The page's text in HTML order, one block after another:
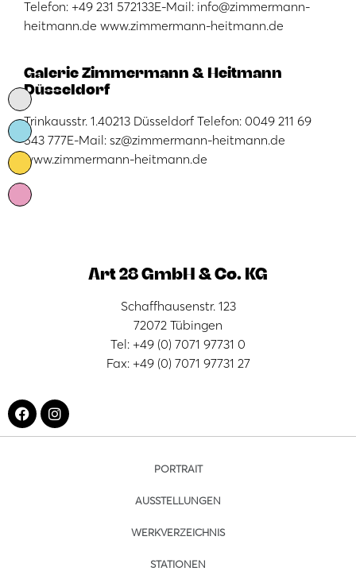
Telefon: +49 231 572133E-Mail: info@zimmermann-
heitmann.de www.zimmermann-heitmann.de
Galerie Zimmermann & Heitmann
Düsseldorf
Trinkausstr. 1.40213 Düsseldorf Telefon: 0049 211 69
543 777E-Mail: sz@zimmermann-heitmann.de
www.zimmermann-heitmann.de
Art 28 GmbH & Co. KG
Schaffhausenstr. 123
72072 Tübingen
Tel: +49 (0) 7071 97731 0
Fax: +49 (0) 7071 97731 27
PORTRAIT
AUSSTELLUNGEN
WERKVERZEICHNIS
STATIONEN